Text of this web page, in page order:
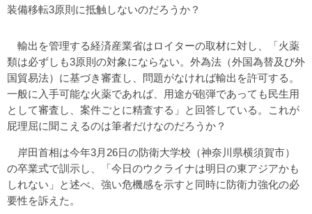
装備移転3原則に抵触しないのだろうか？
輸出を管理する経済産業省はロイターの取材に対し、「火薬
類は必ずしも3原則の対象にならない。外為法（外国為替及び外
国貿易法）に基づき審査し、問題がなければ輸出を許可する。
一般に入手可能な火薬であれば、用途が砲弾であっても民生用
として審査し、案件ごとに精査する」と回答している。これが
屁理屈に聞こえるのは筆者だけなのだろうか？
岸田首相は今年3月26日の防衛大学校（神奈川県横須賀市）
の卒業式で訓示し、「今日のウクライナは明日の東アジアかも
しれない」と述べ、強い危機感を示すと同時に防衛力強化の必
要性を訴えた。